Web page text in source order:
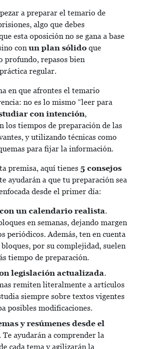
a preparar el temario de
algo que debes
esta oposición no se gana a base
con un plan sólido que
profundo, repasos bien
regular.
en que afrontes el temario
no es lo mismo “leer para
con intención,
los tiempos de preparación de las
y utilizando técnicas como
para fijar la información.
premisa, aquí tienes 5 consejos
ayudarán a que tu preparación sea
desde el primer día:
un calendario realista.
en semanas, dejando margen
periódicos. Además, ten en cuenta
por su complejidad, suelen
tiempo de preparación.
legislación actualizada.
remiten literalmente a artículos
siempre sobre textos vigentes
posibles modificaciones.
y resúmenes desde el
. Te ayudarán a comprender la
cada tema y agilizarán la